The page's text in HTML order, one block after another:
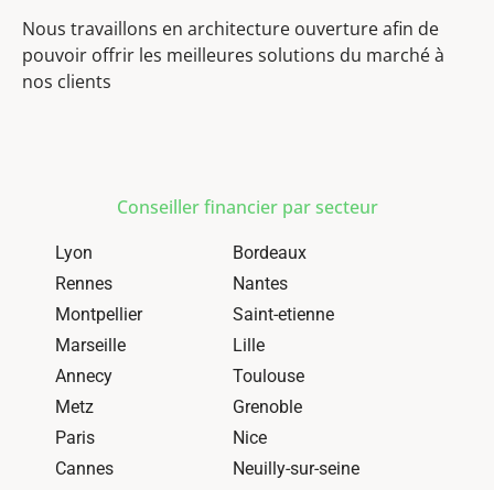
Nous travaillons en architecture ouverture afin de
pouvoir offrir les meilleures solutions du marché à
nos clients
Conseiller financier par secteur
Lyon
Bordeaux
Rennes
Nantes
Montpellier
Saint-etienne
Marseille
Lille
Annecy
Toulouse
Metz
Grenoble
Paris
Nice
Cannes
Neuilly-sur-seine